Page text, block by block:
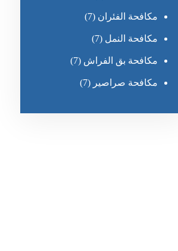
مكافحة الفئران (7)
مكافحة النمل (7)
مكافحة بق الفراش (7)
مكافحة صراصير (7)